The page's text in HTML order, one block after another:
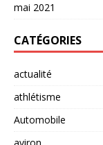
mai 2021
CATÉGORIES
actualité
athlétisme
Automobile